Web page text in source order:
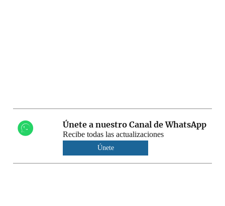
Únete a nuestro Canal de WhatsApp
Recibe todas las actualizaciones
Únete